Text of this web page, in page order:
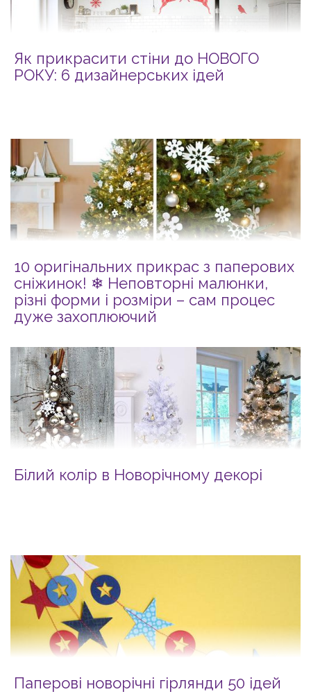
Як прикрасити стіни до НОВОГО
РОКУ: 6 дизайнерських ідей
10 оригінальних прикрас з паперових
сніжинок! ❄ Неповторні малюнки,
різні форми і розміри – сам процес
дуже захоплюючий
Білий колір в Новорічному декорі
Паперові новорічні гірлянди 50 ідей